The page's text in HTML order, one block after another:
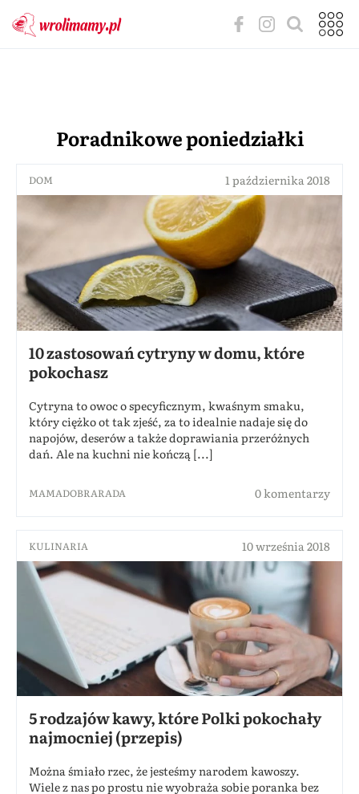
Poradnikowe poniedziałki
DOM 1 października 2018
10 zastosowań cytryny w domu, które
pokochasz
Cytryna to owoc o specyficznym, kwaśnym smaku,
który ciężko ot tak zjeść, za to idealnie nadaje się do
napojów, deserów a także doprawiania przeróżnych
dań. Ale na kuchni nie kończą [...]
MAMADOBRARADA 0 komentarzy
KULINARIA 10 września 2018
5 rodzajów kawy, które Polki pokochały
najmocniej (przepis)
Można śmiało rzec, że jesteśmy narodem kawoszy.
Wiele z nas po prostu nie wyobraża sobie poranka bez